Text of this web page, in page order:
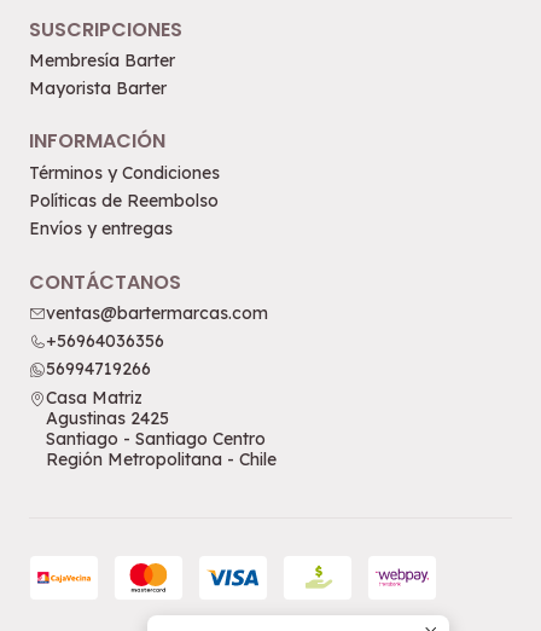
SUSCRIPCIONES
Membresía Barter
Mayorista Barter
INFORMACIÓN
Términos y Condiciones
Políticas de Reembolso
Envíos y entregas
CONTÁCTANOS
ventas@bartermarcas.com
+56964036356
56994719266
Casa Matriz
Agustinas 2425
Santiago - Santiago Centro
Región Metropolitana - Chile